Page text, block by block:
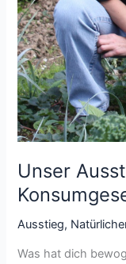
Unser
Ausstieg,
Was hat dich